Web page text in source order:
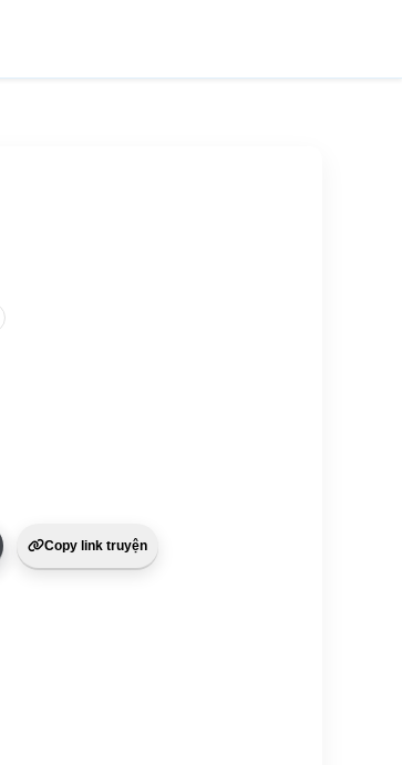
Copy link truyện